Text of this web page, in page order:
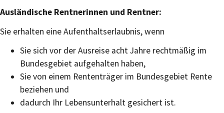
Ausländische Rentnerinnen und Rentner:
Sie erhalten eine Aufenthaltserlaubnis, wenn
Sie sich vor der Ausreise acht Jahre rechtmäßig im
Bundesgebiet aufgehalten haben,
Sie von einem Rententräger im Bundesgebiet Rente
beziehen und
dadurch Ihr Lebensunterhalt gesichert ist.